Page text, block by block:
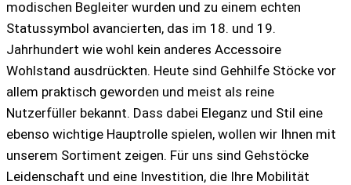
modischen Begleiter wurden und zu einem echten
Statussymbol avancierten, das im 18. und 19.
Jahrhundert wie wohl kein anderes Accessoire
Wohlstand ausdrückten. Heute sind Gehhilfe Stöcke vor
allem praktisch geworden und meist als reine
Nutzerfüller bekannt. Dass dabei Eleganz und Stil eine
ebenso wichtige Hauptrolle spielen, wollen wir Ihnen mit
unserem Sortiment zeigen. Für uns sind Gehstöcke
Leidenschaft und eine Investition, die Ihre Mobilität